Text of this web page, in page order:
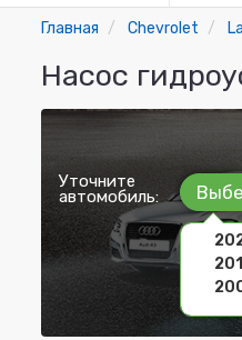
Главная Chevrolet
Насос
Уточните
автомобиль: